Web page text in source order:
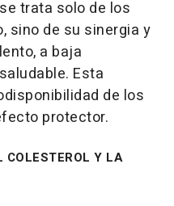
trata solo de los
sino de su sinergia y
a baja
Esta
de los
protector.
COLESTEROL Y LA